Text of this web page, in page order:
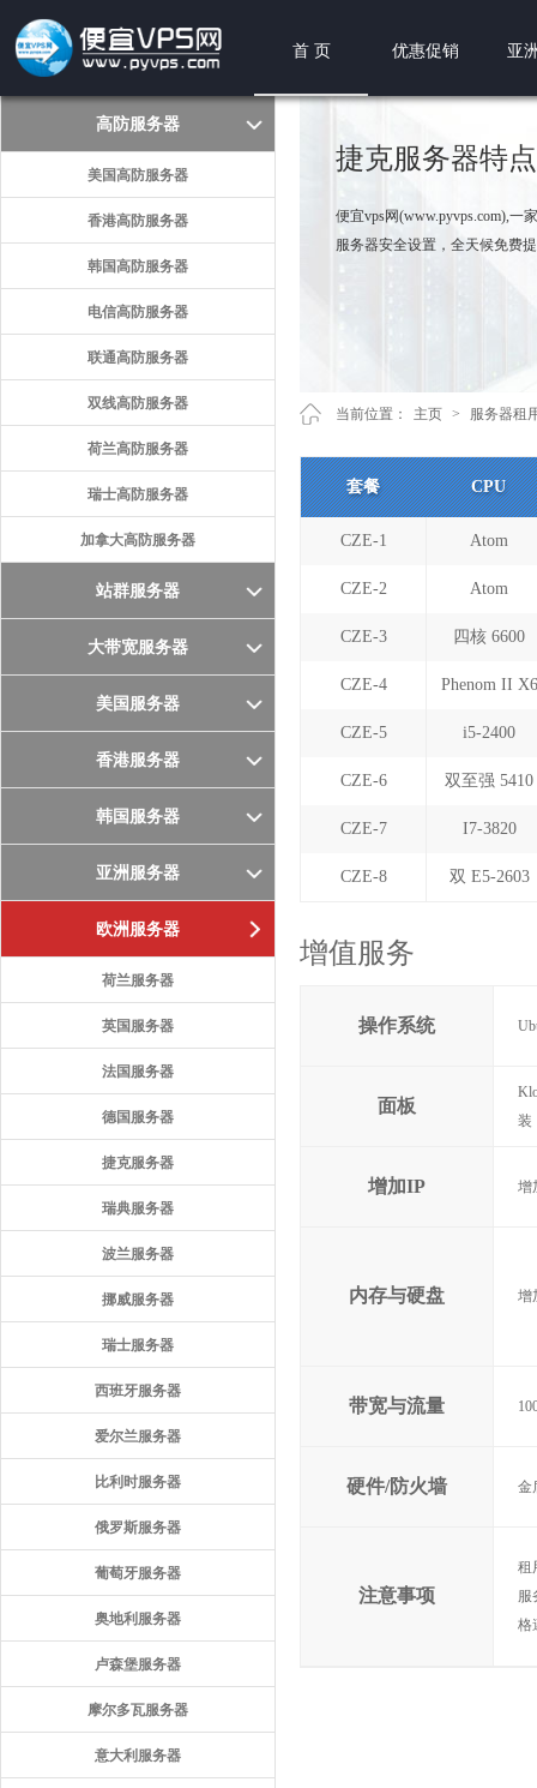
首 页 优惠促销 亚
高防服务器
美国高防服务器
香港高防服务器
韩国高防服务器
电信高防服务器
联通高防服务器
双线高防服务器
荷兰高防服务器
瑞士高防服务器
加拿大高防服务器
站群服务器
大带宽服务器
美国服务器
香港服务器
韩国服务器
亚洲服务器
欧洲服务器
荷兰服务器
英国服务器
法国服务器
德国服务器
捷克服务器
瑞典服务器
波兰服务器
挪威服务器
瑞士服务器
西班牙服务器
爱尔兰服务器
比利时服务器
俄罗斯服务器
葡萄牙服务器
奥地利服务器
卢森堡服务器
摩尔多瓦服务器
意大利服务器
捷克服务器特
便宜vps网(www.pyvps.com),
服务器安全设置，全天候免费
当前位置： 主页 > 服务器租
套餐 CPU
CZE-1 Atom
CZE-2 Atom
CZE-3 四核 6600
CZE-4 Phenom II X6
CZE-5 i5-2400
CZE-6 双至强 5410
CZE-7 I7-3820
CZE-8 双 E5-2603
增值服务
操作系统
面板
装
增加IP 增
内存与硬盘 增
带宽与流量
硬件/防火墙 金
注意事项
租
服
格